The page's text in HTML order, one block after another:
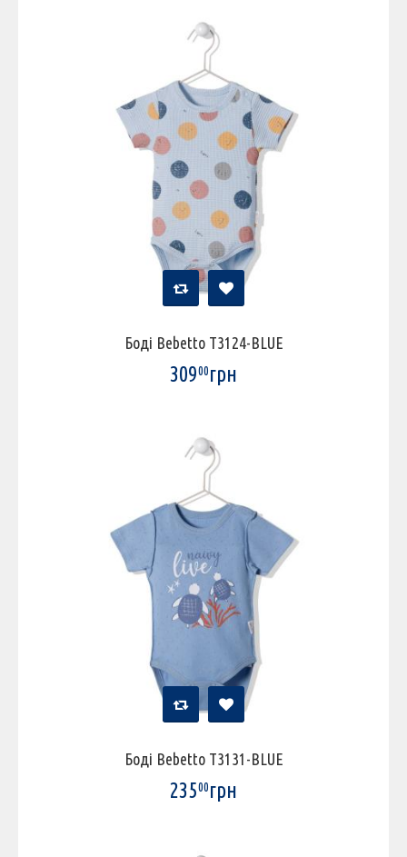
Боді Bebetto T3124-BLUE
30900грн
Боді Bebetto T3131-BLUE
23500грн